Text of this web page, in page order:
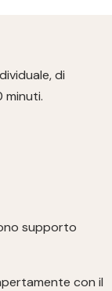
di
supporto
con il